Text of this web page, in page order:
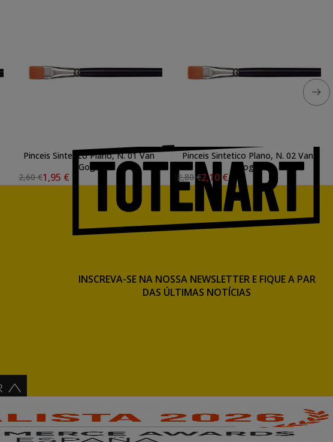
Pinceis Sintetico Plano, N. 01 Van
Gogh
2,60 €1,95 €
Pinceis Sintetico Plano, N. 02 Van
Gogh
2,80 €2,10 €
INSCREVA-SE NA NOSSA NEWSLETTER E FIQUE A PAR
DAS ÚLTIMAS NOTÍCIAS